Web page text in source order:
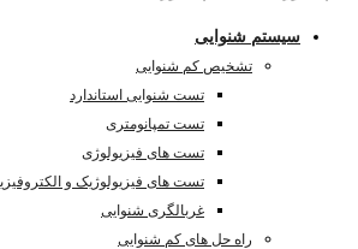
سیستم شنوایی
تشخیص کم شنوایی
تست شنوایی استاندارد
تست تمپانومتری
تست های فیزیولوژی
تست های فیزیولوژیک و
غربالگری شنوایی
راه حل های کم شنوایی